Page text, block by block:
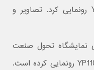
صنعت خودرو از سدان سدان YP110 رونمایی کرد. تصاویر و
نمایشگاه تحول صنعت
خودرو از سدان تازه‌وارد خود به نام YP110 رونمایی کرده است.